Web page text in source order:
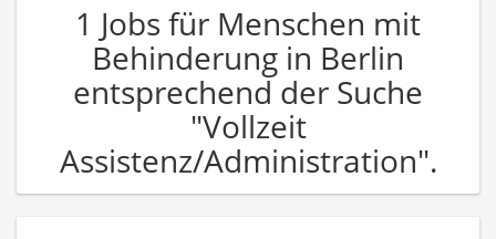
1 Jobs für Menschen mit
Behinderung in Berlin
entsprechend der Suche
"Vollzeit
Assistenz/Administration".